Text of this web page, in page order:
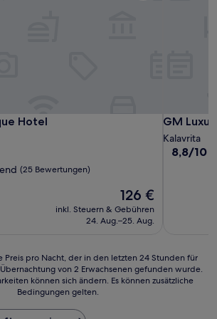
Hotel
Hotel
(25 Bewertungen)
Der
Preis
beträgt
126 €
inkl. Steuern & Gebühren
24. Aug.–25. Aug.
GM
GM
Kalavrita
8.8
8,8/10
Preis pro Nacht, der in den letzten 24 Stunden für
von 2 Erwachsenen gefunden wurde.
können sich ändern. Es können zusätzliche
Bedingungen gelten.